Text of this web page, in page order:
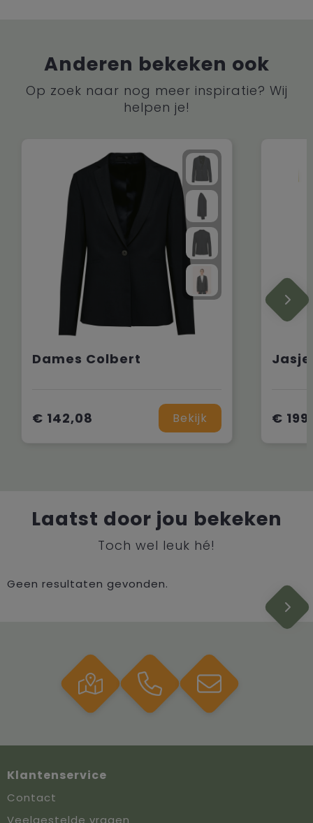
Anderen bekeken ook
Op zoek naar nog meer inspiratie? Wij
helpen je!
Dames Colbert
€ 142,08 Bekijk €
Laatst door jou bekeken
Toch wel leuk hé!
Geen resultaten gevonden.
Klantenservice
Contact
Veelgestelde vragen